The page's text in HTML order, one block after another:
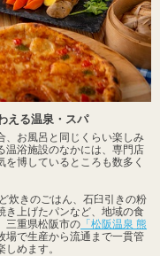
える温泉・スパ
、お風呂と同じくらい楽しみ
温浴施設のなかには、専門店
博しているところも数多く
炊きのごはん、石臼引きの粉
き上げたパンなど、地域の食
三重県松阪市の 「松阪温泉 熊
場で生産から流通まで一貫管
めます。